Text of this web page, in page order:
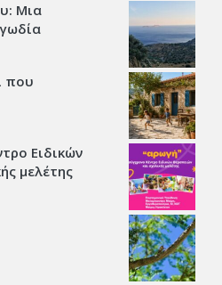
Μια
που
Ειδικών
μελέτης